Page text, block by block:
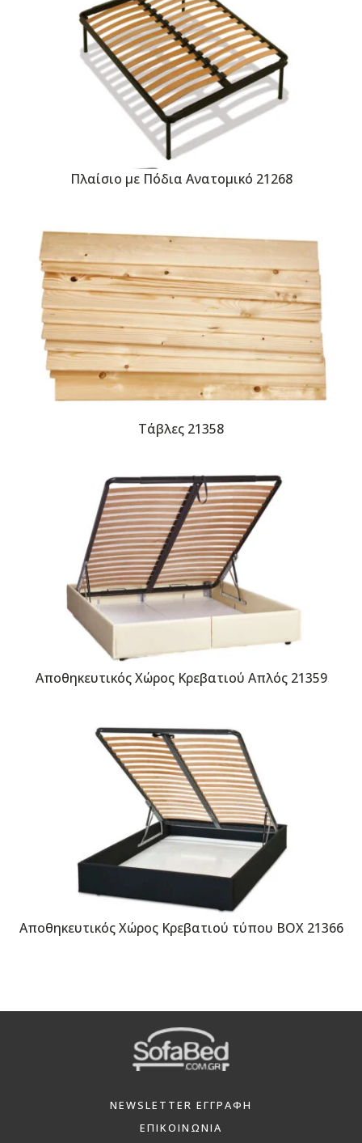
Πλαίσιο με Πόδια Ανατομικό 21268
Τάβλες 21358
Αποθηκευτικός Χώρος Κρεβατιού Απλός 21359
Αποθηκευτικός Χώρος Κρεβατιού τύπου BOX 21366
NEWSLETTER ΕΓΓΡΑΦΗ
ΕΠΙΚΟΙΝΩΝΙΑ